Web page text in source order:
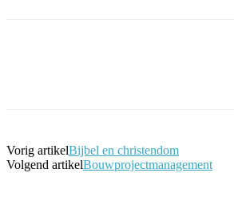
Vorig artikelBijbel en christendom
Volgend artikelBouwprojectmanagement